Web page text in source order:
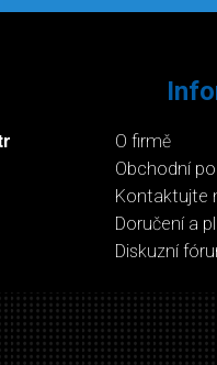
O firmě
Obchodní
Kontaktujte
Doručení a
Diskuzní